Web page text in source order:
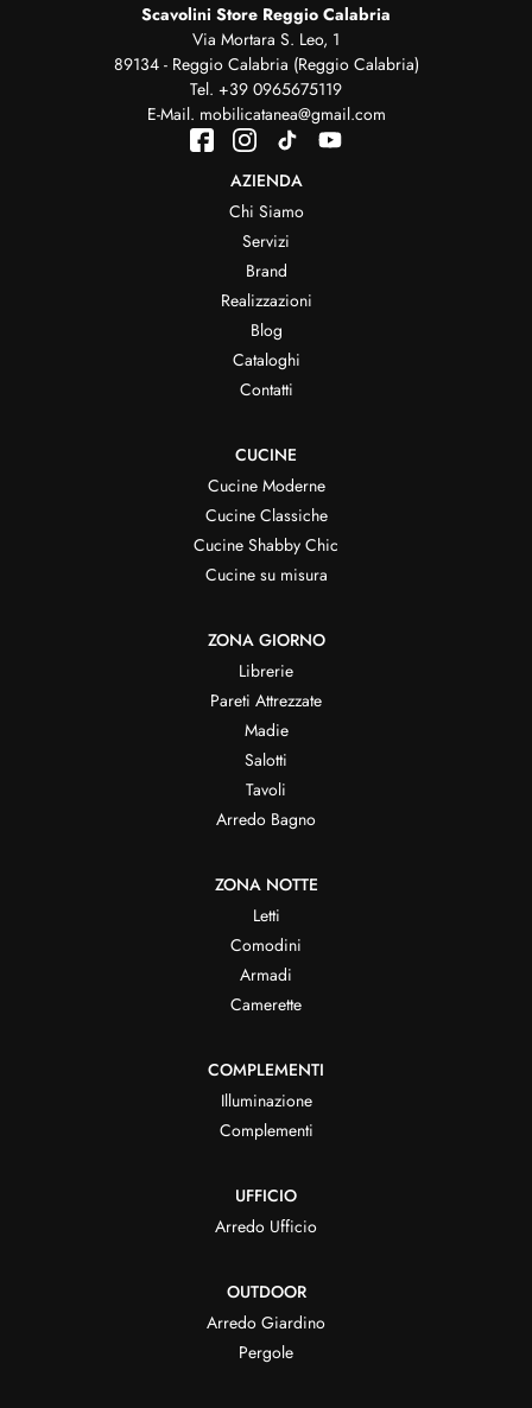
Scavolini Store Reggio Calabria
Via Mortara S. Leo, 1
89134 - Reggio Calabria (Reggio Calabria)
Tel. +39 0965675119
E-Mail. mobilicatanea@gmail.com
AZIENDA
Chi Siamo
Servizi
Brand
Realizzazioni
Blog
Cataloghi
Contatti
CUCINE
Cucine Moderne
Cucine Classiche
Cucine Shabby Chic
Cucine su misura
ZONA GIORNO
Librerie
Pareti Attrezzate
Madie
Salotti
Tavoli
Arredo Bagno
ZONA NOTTE
Letti
Comodini
Armadi
Camerette
COMPLEMENTI
Illuminazione
Complementi
UFFICIO
Arredo Ufficio
OUTDOOR
Arredo Giardino
Pergole